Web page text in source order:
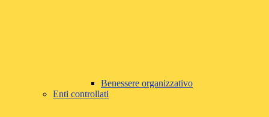
Benessere organizzativo
Enti controllati